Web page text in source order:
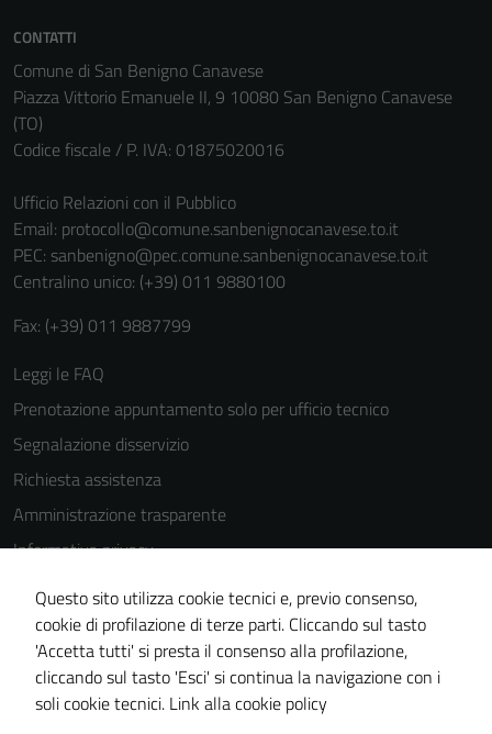
CONTATTI
Comune di San Benigno Canavese
Piazza Vittorio Emanuele II, 9 10080 San Benigno Canavese
(TO)
Codice fiscale / P. IVA: 01875020016
Ufficio Relazioni con il Pubblico
Email: protocollo@comune.sanbenignocanavese.to.it
PEC: sanbenigno@pec.comune.sanbenignocanavese.to.it
Centralino unico: (+39) 011 9880100
Fax: (+39) 011 9887799
Leggi le FAQ
Prenotazione appuntamento solo per ufficio tecnico
Segnalazione disservizio
Richiesta assistenza
Amministrazione trasparente
Informativa privacy
Cookie Policy
Note legali
Dichiarazione di accessibilità
Piano di miglioramento del sito
Questo sito utilizza cookie tecnici e, previo consenso,
cookie di profilazione di terze parti. Cliccando sul tasto
'Accetta tutti' si presta il consenso alla profilazione,
cliccando sul tasto 'Esci' si continua la navigazione con i
soli cookie tecnici. Link alla cookie policy
disabilitati.
non raccolgono